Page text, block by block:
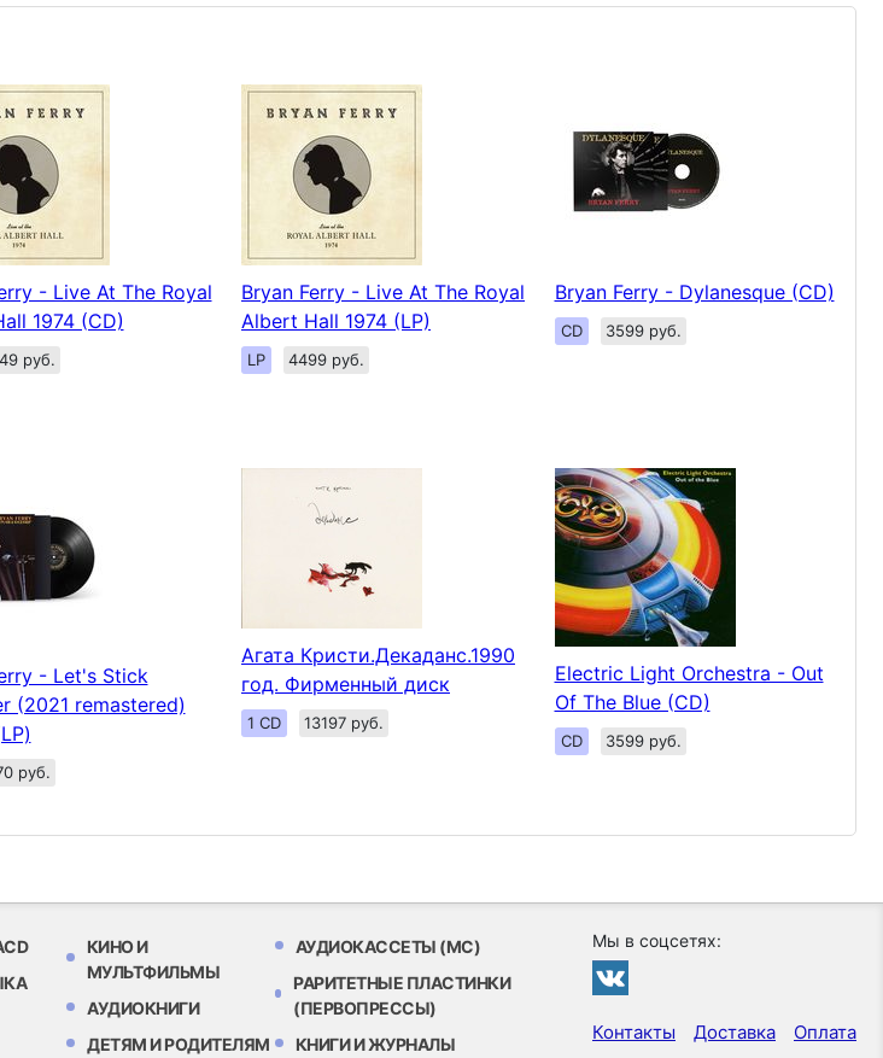
- Live At The Royal
1974 (CD)
руб.
Bryan Ferry - Live At The Royal
Albert Hall 1974 (LP)
LP 4499 руб.
Bryan Ferry - Dylanesque (CD)
CD 3599 руб.
- Let's Stick
(2021 remastered)
руб.
Агата Кристи.Декаданс.1990
год. Фирменный диск
1 CD 13197 руб.
Electric Light Orchestra - Out
Of The Blue (CD)
CD 3599 руб.
КИНО И
МУЛЬТФИЛЬМЫ
АУДИОКНИГИ
ДЕТЯМ И РОДИТЕЛЯМ
АУДИОКАССЕТЫ (MC)
РАРИТЕТНЫЕ ПЛАСТИНКИ
(ПЕРВОПРЕССЫ)
КНИГИ И ЖУРНАЛЫ
Мы в соцсетях:
Контакты Доставка Оплата